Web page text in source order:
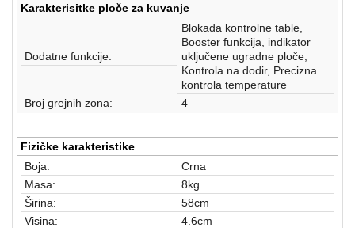
Sve
Karakterisitke ploče za kuvanje
Dodatne funkcije:
Blokada kontrolne table,
Booster funkcija, indikator
uključene ugradne ploče,
Kontrola na dodir, Precizna
kontrola temperature
Broj grejnih zona:
4
Fizičke karakteristike
Boja:
Crna
Masa:
8kg
Širina:
58cm
Visina:
4.6cm